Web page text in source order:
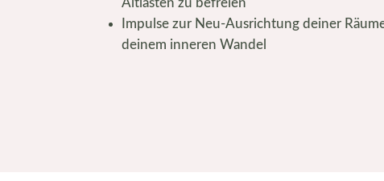
Impulse zur Neu-Ausrichtung deiner
deinem inneren Wandel